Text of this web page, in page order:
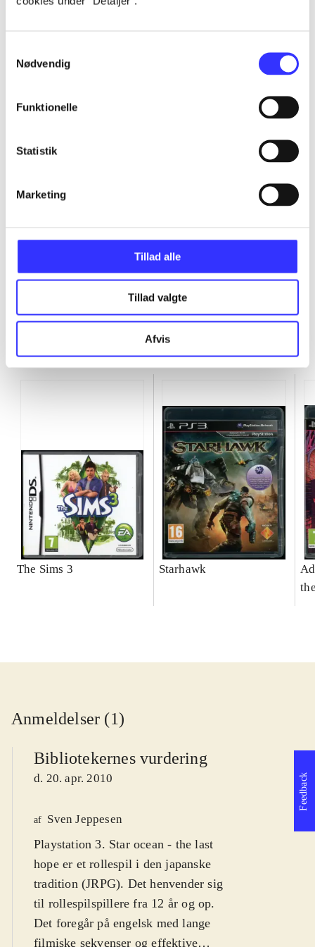
Nødvendig
Funktionelle
Statistik
Marketing
Tillad alle
Tillad valgte
Afvis
...
...
...
...
The Sims 3 Starhawk
Anmeldelser (1)
Bibliotekernes vurdering
d. 20. apr. 2010
af Sven Jeppesen
Playstation 3. Star ocean - the last
hope er et rollespil i den japanske
tradition (JRPG). Det henvender sig
til rollespilspillere fra 12 år og op.
Det foregår på engelsk med lange
filmiske sekvenser og effektive
Feedback